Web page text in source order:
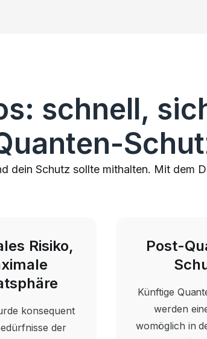
schnell,
dein Schutz sollte mithalten. Mit dem
Risiko,
konsequent
der
Post-
Künftige
werden
womöglich in